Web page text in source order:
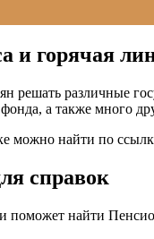
и горячая
различные
а также много
можно найти по
справок
поможет найти